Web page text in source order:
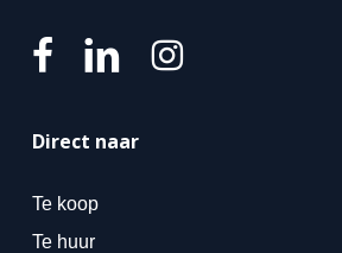
Direct naar
Te koop
Te huur